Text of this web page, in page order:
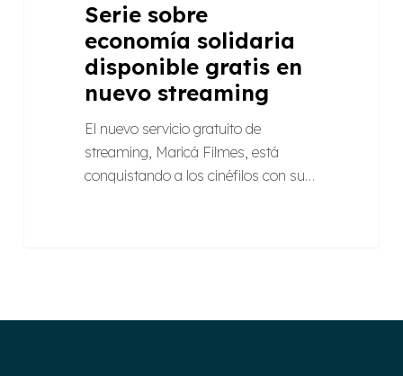
Serie sobre
economía solidaria
disponible gratis en
nuevo streaming
El nuevo servicio gratuito de
streaming, Maricá Filmes, está
conquistando a los cinéfilos con su…